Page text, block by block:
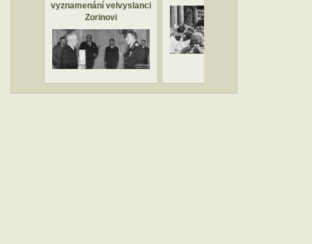
vyznamenání velvyslanci
Zorinovi